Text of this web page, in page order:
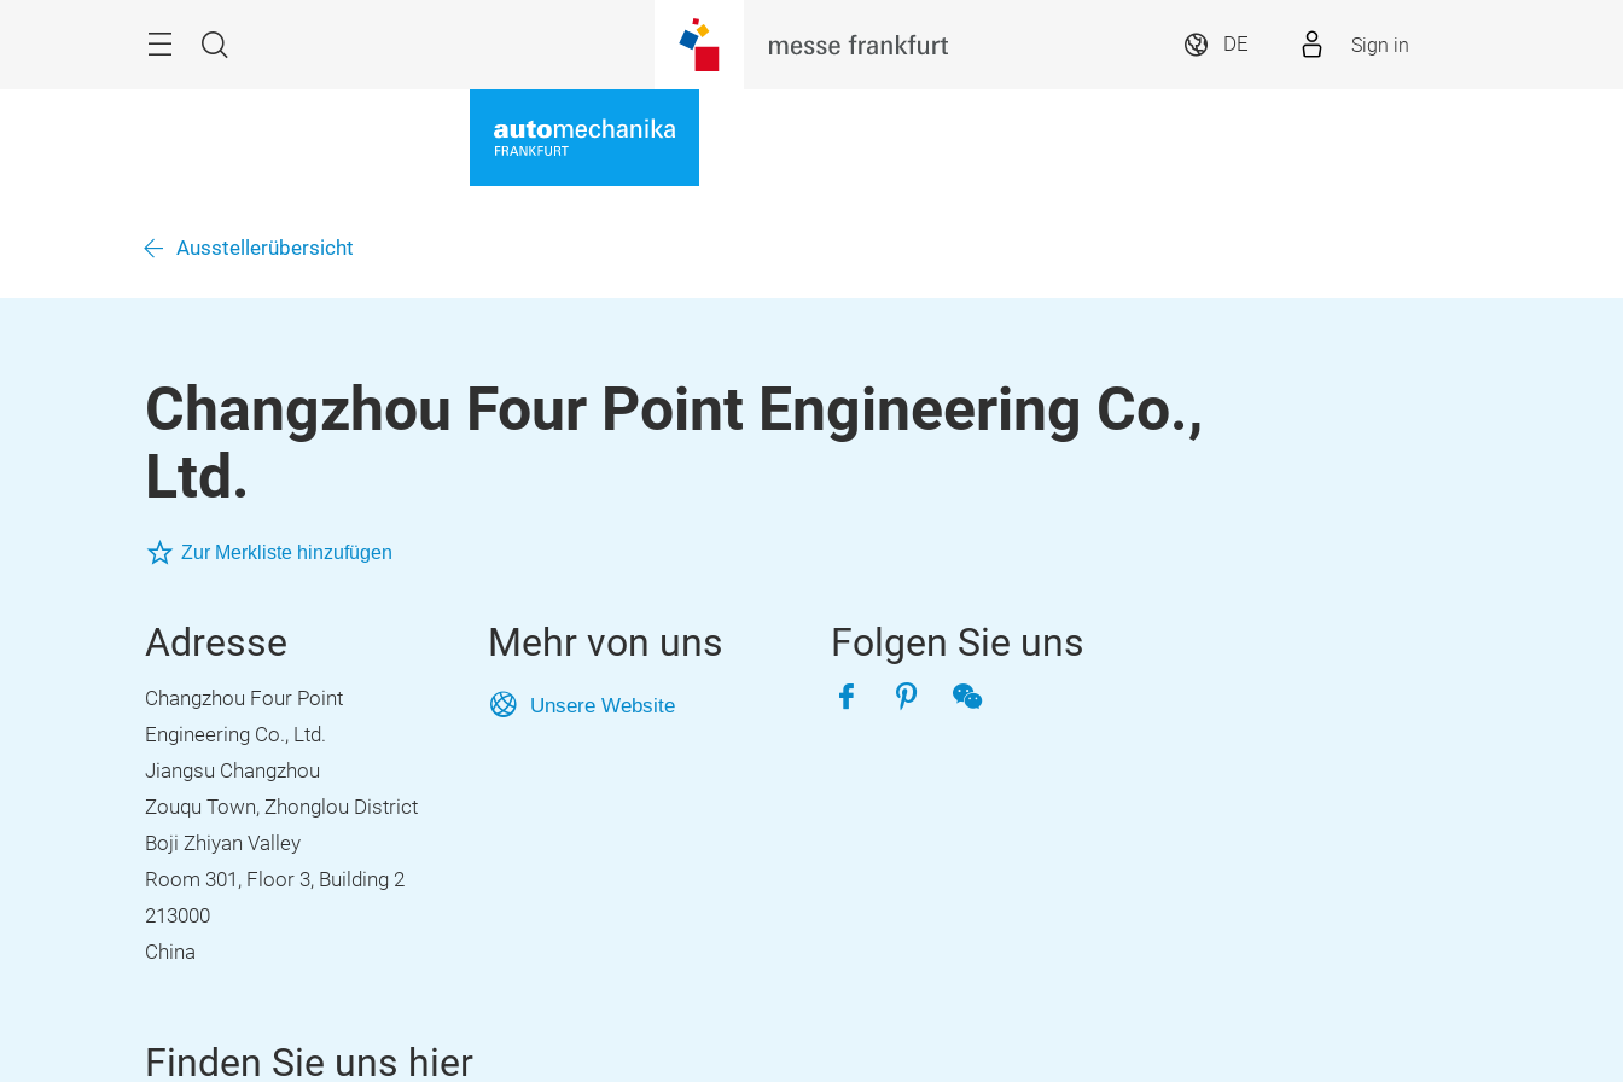
Suche
DE Sign in
Ausstellerübersicht
Changzhou Four Point Engineering Co.,
Ltd.
Zur Merkliste hinzufügen
Adresse
Changzhou Four Point
Engineering Co., Ltd.
Jiangsu Changzhou
Zouqu Town, Zhonglou District
Boji Zhiyan Valley
Room 301, Floor 3, Building 2
213000
China
Mehr von uns
Unsere Website
Folgen Sie uns
Facebook
PinterestWeChat
Finden Sie uns hier